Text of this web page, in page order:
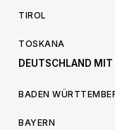
TIROL
TOSKANA
DEUTSCHLAND MIT
BADEN
BAYERN